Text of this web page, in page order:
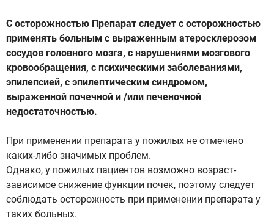
С осторожностью Препарат следует с осторожностью
применять больным с выраженным атеросклерозом
сосудов головного мозга, с нарушениями мозгового
кровообращения, с психическими заболеваниями,
эпилепсией, с эпилептическим синдромом,
выраженной почечной и /или печеночной
недостаточностью.
При применении препарата у пожилых не отмечено
каких-либо значимых проблем.
Однако, у пожилых пациентов возможно возраст-
зависимое снижение функции почек, поэтому следует
соблюдать осторожность при применении препарата у
таких больных.